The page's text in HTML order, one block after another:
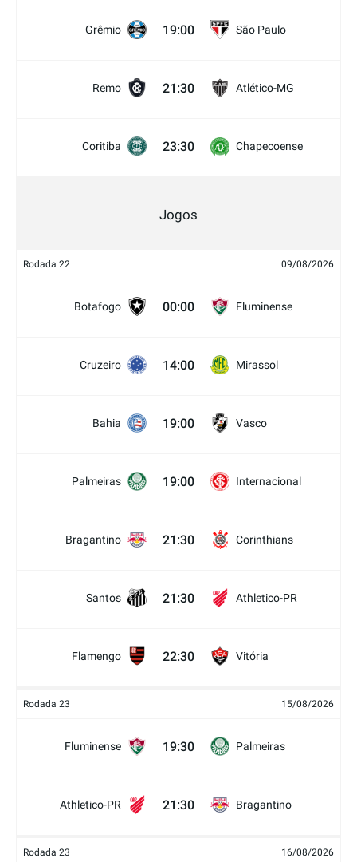
Grêmio 19:00 São Paulo
Remo 21:30 Atlético-MG
Coritiba 23:30 Chapecoense
Jogos
Rodada 22 09/08/2026
Botafogo 00:00 Fluminense
Cruzeiro 14:00 Mirassol
Bahia 19:00 Vasco
Palmeiras 19:00 Internacional
Bragantino 21:30 Corinthians
Santos 21:30 Athletico-PR
Flamengo 22:30 Vitória
Rodada 23 15/08/2026
Fluminense 19:30 Palmeiras
Athletico-PR 21:30 Bragantino
Rodada 23 16/08/2026